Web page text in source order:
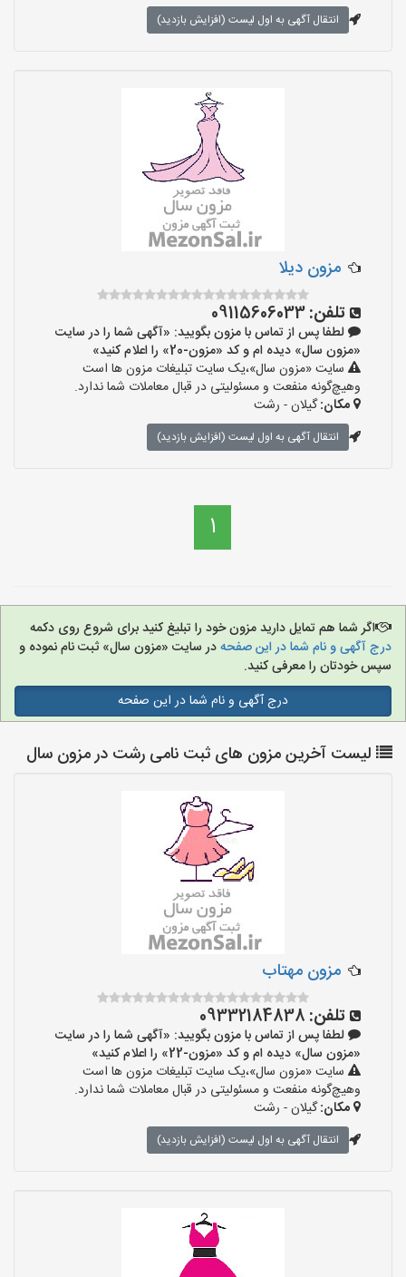
انتقال آگهی به اول لیست (افزایش بازدید)
مزون دیلا
تلفن:09115606033
لطفا پس از تماس با مزون بگویید: «آگهی شما را در سایت
«مزون سال» دیده ام و کد «مزون-20» را اعلام کنید»
سایت «مزون سال»،یک سایت تبلیغات مزون ها است
وهیچ‌گونه منفعت و مسئولیتی در قبال معاملات شما ندارد.
مکان:گیلان - رشت
انتقال آگهی به اول لیست (افزایش بازدید)
1
اگر شما هم تمایل دارید مزون خود را تبلیغ کنید برای شروع روی دکمه
درج آگهی و نام شما در این صفحهدر سایت «مزون سال» ثبت نام نموده و
سپس خودتان را معرفی کنید.
درج آگهی و نام شما در این صفحه
لیست آخرین مزون های ثبت نامی رشت در مزون سال
مزون مهتاب
تلفن: 09332184838
لطفا پس از تماس با مزون بگویید: «آگهی شما را در سایت
«مزون سال» دیده ام و کد «مزون-22» را اعلام کنید»
سایت «مزون سال»،یک سایت تبلیغات مزون ها است
وهیچ‌گونه منفعت و مسئولیتی در قبال معاملات شما ندارد.
مکان:گیلان - رشت
انتقال آگهی به اول لیست (افزایش بازدید)